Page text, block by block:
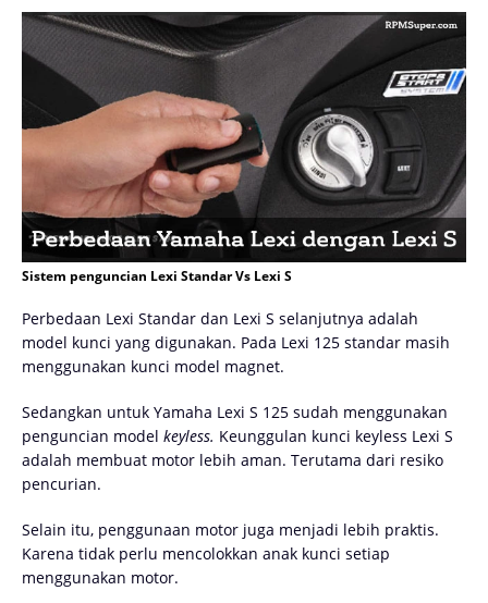
Sistem penguncian Lexi Standar Vs Lexi S
Perbedaan Lexi Standar dan Lexi S selanjutnya adalah
model kunci yang digunakan. Pada Lexi 125 standar masih
menggunakan kunci model magnet.
Sedangkan untuk Yamaha Lexi S 125 sudah menggunakan
penguncian model keyless. Keunggulan kunci keyless Lexi S
adalah membuat motor lebih aman. Terutama dari resiko
pencurian.
Selain itu, penggunaan motor juga menjadi lebih praktis.
Karena tidak perlu mencolokkan anak kunci setiap
menggunakan motor.